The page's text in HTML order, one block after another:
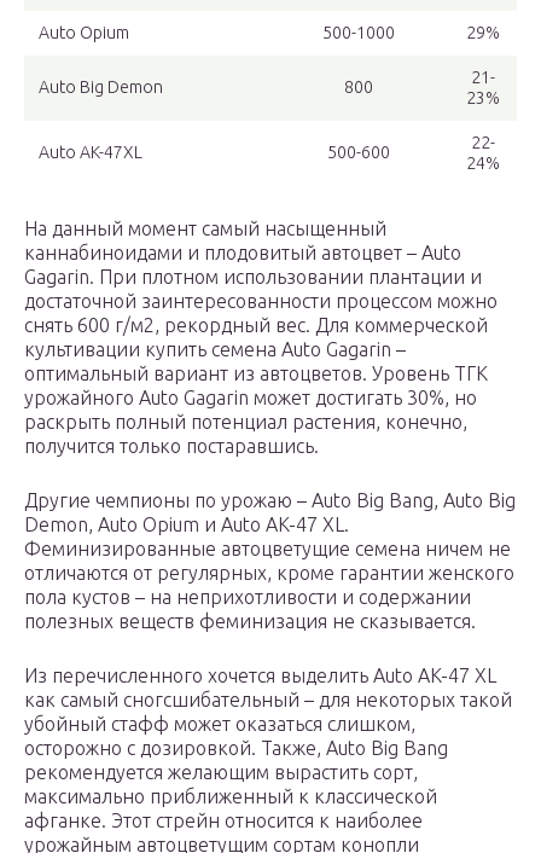
Auto Opium 500-1000 29%
Auto Big Demon 800
21-
23%
Auto AK-47XL 500-600
22-
24%
На данный момент самый насыщенный
каннабиноидами и плодовитый автоцвет – Auto
Gagarin. При плотном использовании плантации и
достаточной заинтересованности процессом можно
снять 600 г/м2, рекордный вес. Для коммерческой
культивации купить семена Auto Gagarin –
оптимальный вариант из автоцветов. Уровень ТГК
урожайного Auto Gagarin может достигать 30%, но
раскрыть полный потенциал растения, конечно,
получится только постаравшись.
Другие чемпионы по урожаю – Auto Big Bang, Auto Big
Demon, Auto Opium и Auto AK-47 XL.
Феминизированные автоцветущие семена ничем не
отличаются от регулярных, кроме гарантии женского
пола кустов – на неприхотливости и содержании
полезных веществ феминизация не сказывается.
Из перечисленного хочется выделить Auto AK-47 XL
как самый сногсшибательный – для некоторых такой
убойный стафф может оказаться слишком,
осторожно с дозировкой. Также, Auto Big Bang
рекомендуется желающим вырастить сорт,
максимально приближенный к классической
афганке. Этот стрейн относится к наиболее
урожайным автоцветущим сортам конопли